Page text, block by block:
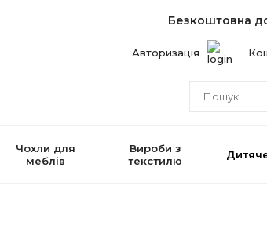
Безкоштовна
Авторизація
Чохли для
меблів
Вироби з
текстилю